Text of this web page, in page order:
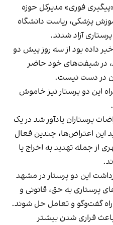
فوری» مدیر‌کل حوزه
پزشکی، ریاست دانشگاه‌
آزاد شدند.
۱۳ شهریور خبر داده بود از سه روز پیش دو
در شیفت‌های خود حاضر
در دست نیست.
این دو پرستار نیز خاموش
پرستاران یادآور شد در یک
این اعتراض‌ها، چندین فعال
از جمله تهدید به اخراج یا
این دو پرستار در مشهد
پرستاری به حق، قانونی و
راه گفت‌وگو و تعامل حل شوند.
فراری شدن بیشتر